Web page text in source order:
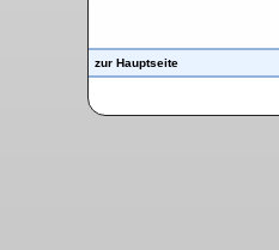
zur Hauptseite